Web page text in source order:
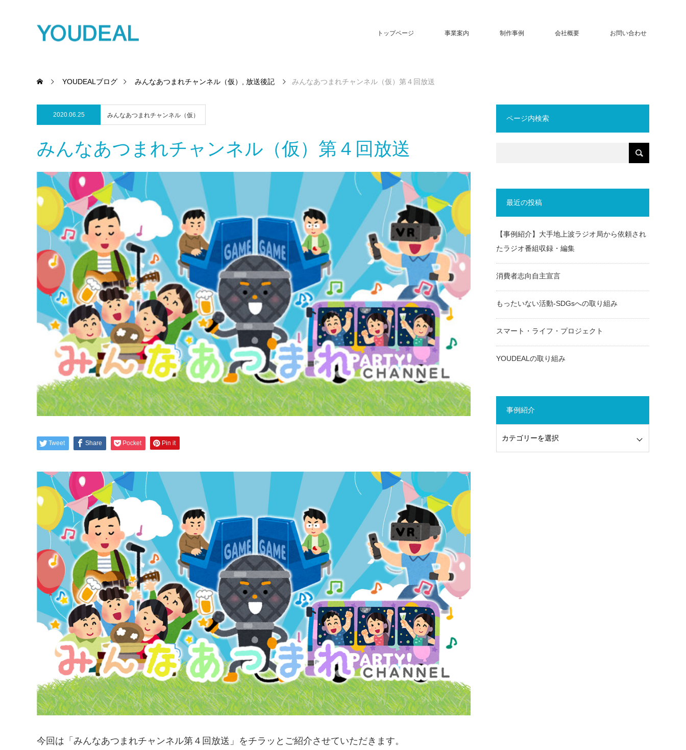
トップページ 事業案内 制作事例 会社概要 お問い合わせ
YOUDEALブログ みんなあつまれチャンネル（仮） 放送後記 みんなあつまれチャンネル（仮）第４回放送
2020.06.25 みんなあつまれチャンネル（仮）
みんなあつまれチャンネル（仮）第４回放送
Tweet Share Pocket Pin it
今回は「みんなあつまれチャンネル第４回放送」をチラッとご紹介させていただきます。
ページ内検索
最近の投稿
【事例紹介】大手地上波ラジオ局から依頼され
たラジオ番組収録・編集
消費者志向自主宣言
もったいない活動-SDGsへの取り組み
スマート・ライフ・プロジェクト
YOUDEALの取り組み
事例紹介